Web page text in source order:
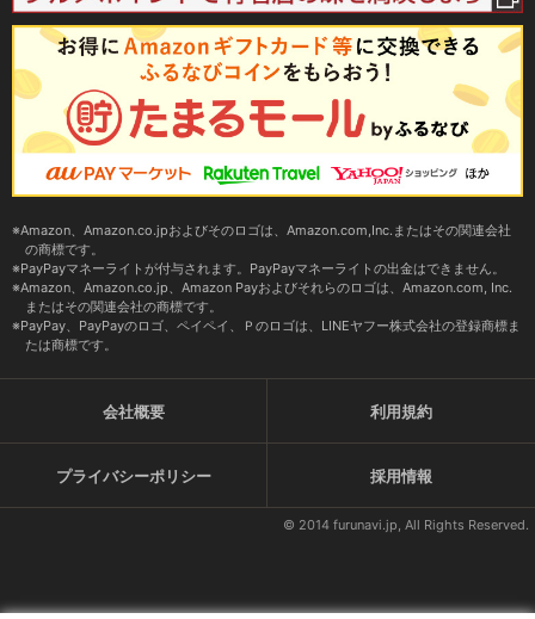
Amazon、Amazon.co.jpおよびそのロゴは、Amazon.com,Inc.またはその関連会社
の商標です。
PayPayマネーライトが付与されます。PayPayマネーライトの出金はできません。
Amazon、Amazon.co.jp、Amazon Payおよびそれらのロゴは、Amazon.com, Inc.
またはその関連会社の商標です。
PayPay、PayPayのロゴ、ペイペイ、Ｐのロゴは、LINEヤフー株式会社の登録商標ま
たは商標です。
会社概要 利用規約
プライバシーポリシー 採用情報
© 2014 furunavi.jp, All Rights Reserved.